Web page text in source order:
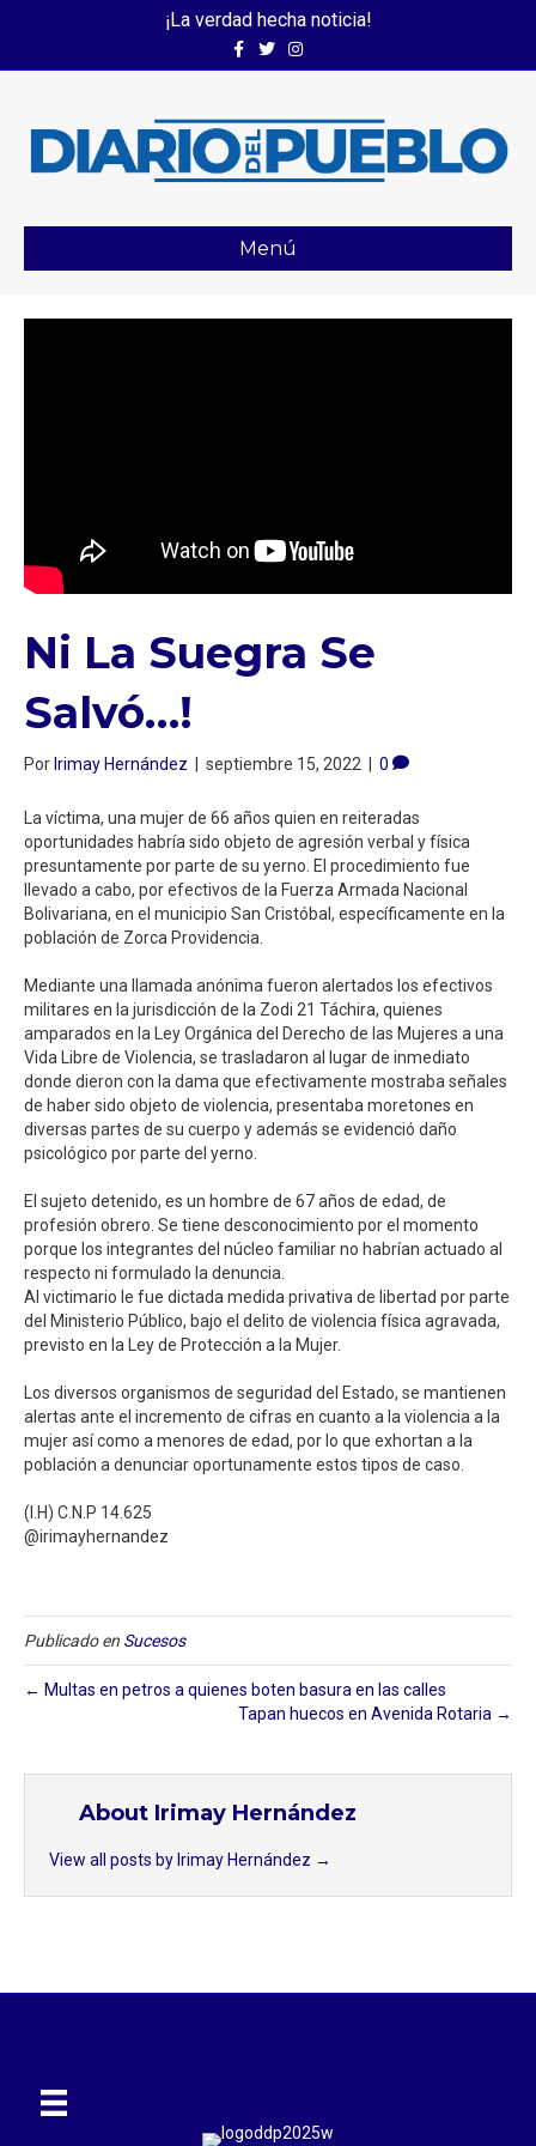
¡La verdad hecha noticia!
FacebookTwitterInstagram
Menú
Ni La Suegra Se
Salvó⁣…!
Por Irimay Hernández septiembre 15, 2022 0
La víctima, una mujer de 66 años quien en reiteradas
oportunidades habría sido objeto de agresión verbal y física
presuntamente por parte de su yerno. El procedimiento fue
llevado a cabo, por efectivos de la Fuerza Armada Nacional
Bolivariana, en el municipio San Cristóbal, específicamente en la
población de Zorca Providencia.⁣
Mediante una llamada anónima fueron alertados los efectivos
militares en la jurisdicción de la Zodi 21 Táchira, quienes
amparados en la Ley Orgánica del Derecho de las Mujeres a una
Vida Libre de Violencia, se trasladaron al lugar de inmediato
donde dieron con la dama que efectivamente mostraba señales
de haber sido objeto de violencia, presentaba moretones en
diversas partes de su cuerpo y además se evidenció daño
psicológico por parte del yerno.⁣
El sujeto detenido, es un hombre de 67 años de edad, de
profesión obrero. Se tiene desconocimiento por el momento
porque los integrantes del núcleo familiar no habrían actuado al
respecto ni formulado la denuncia. ⁣
Al victimario le fue dictada medida privativa de libertad por parte
del Ministerio Público, bajo el delito de violencia física agravada,
previsto en la Ley de Protección a la Mujer.⁣
Los diversos organismos de seguridad del Estado, se mantienen
alertas ante el incremento de cifras en cuanto a la violencia a la
mujer así como a menores de edad, por lo que exhortan a la
población a denunciar oportunamente estos tipos de caso. ⁣
(I.H) C.N.P 14.625⁣
@irimayhernandez
Publicado en Sucesos
← Multas en petros a quienes boten basura en las calles
Tapan huecos en Avenida Rotaria →
About Irimay Hernández
View all posts by Irimay Hernández →